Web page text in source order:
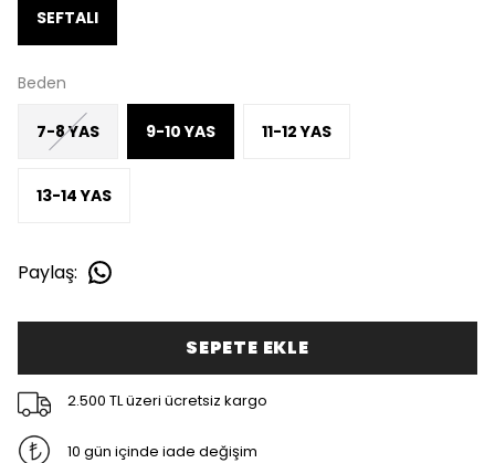
SEFTALI
Beden
7-8 YAS 9-10 YAS 11-12 YAS
13-14 YAS
Paylaş:
SEPETE EKLE
2.500 TL üzeri ücretsiz kargo
10 gün içinde iade değişim